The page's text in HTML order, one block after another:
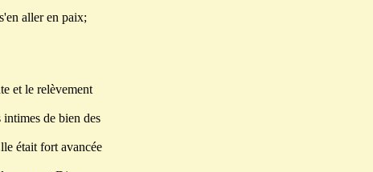
aller en paix;
et le relèvement
de bien des
était fort avancée